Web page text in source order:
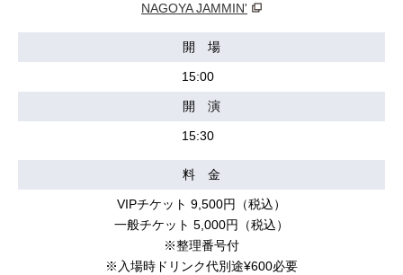
NAGOYA JAMMIN'
開 場
15:00
開 演
15:30
料 金
VIPチケット 9,500円（税込）
一般チケット 5,000円（税込）
※整理番号付
※入場時ドリンク代別途¥600必要